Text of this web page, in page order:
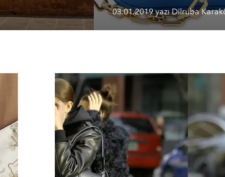
03.01.2019 yazı Dilruba